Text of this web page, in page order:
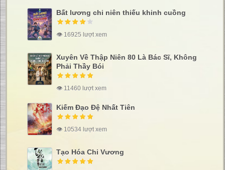
Bất lương chi niên thiếu khinh cuồng
👁 16925 lượt xem
Xuyên Về Thập Niên 80 Là Bác Sĩ, Không
Phải Thầy Bói
👁 11460 lượt xem
Kiếm Đạo Đệ Nhất Tiên
👁 10534 lượt xem
Tạo Hóa Chi Vương